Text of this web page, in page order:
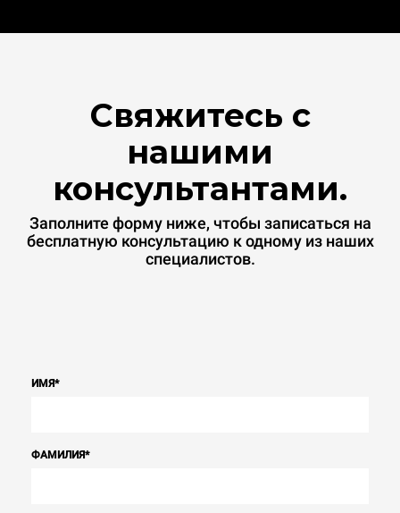
Свяжитесь с
нашими
консультантами.
Заполните форму ниже, чтобы записаться на
бесплатную консультацию к одному из наших
специалистов.
ИМЯ*
ФАМИЛИЯ*